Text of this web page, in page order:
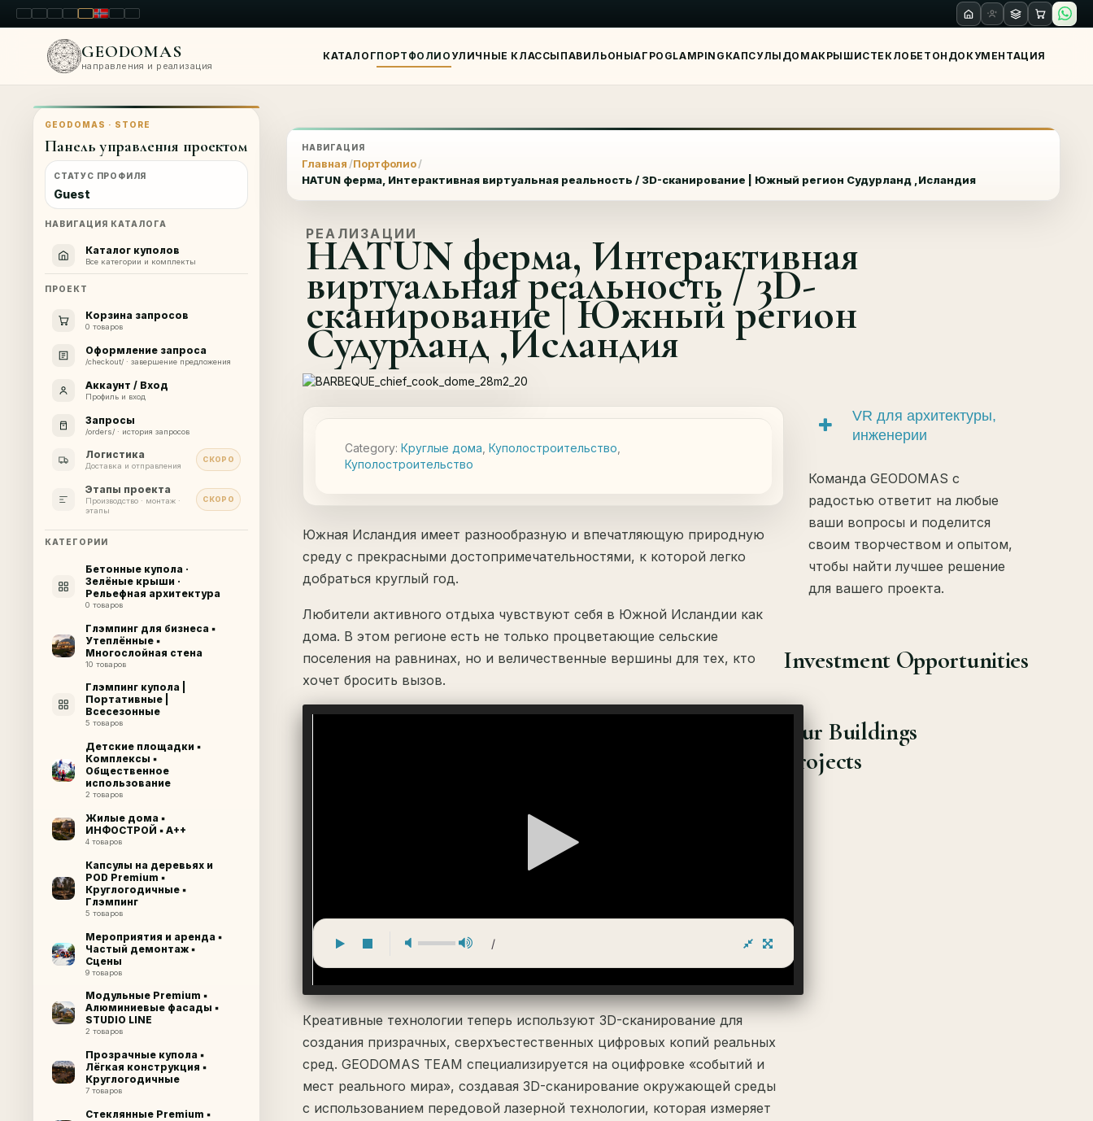
LT ENPL FR RUNOSKRO
GEODOMAS
направления и реализация
КАТАЛОГПОРТФОЛИО УЛИЧНЫЕ КЛАССЫ ПАВИЛЬОНЫАГРО GLAMPING КАПСУЛЫ ДОМАКРЫШИСТЕКЛО БЕТОН ДОКУМЕНТАЦИЯ
GEODOMAS · STORE
Панель управления проектом
СТАТУС ПРОФИЛЯ
Guest
НАВИГАЦИЯ КАТАЛОГА
Каталог куполов
Все категории и комплекты
ПРОЕКТ
Корзина запросов
0 товаров
Оформление запроса
/checkout/ · завершение предложения
Аккаунт / Вход
Профиль и вход
Запросы
/orders/ · история запросов
Логистика
Доставка и отправления
СКОРО
Этапы проекта
Производство · монтаж ·
этапы
СКОРО
КАТЕГОРИИ
Бетонные купола ·
Зелёные крыши ·
Рельефная архитектура
0 товаров
Глэмпинг для бизнеса ▪
Утеплённые ▪
Многослойная стена
10 товаров
Глэмпинг купола |
Портативные |
Всесезонные
5 товаров
Детские площадки ▪
Комплексы ▪
Общественное
использование
2 товаров
Жилые дома ▪
ИНФОСТРОЙ ▪ A++
4 товаров
Капсулы на деревьях и
POD Premium ▪
Круглогодичные ▪
Глэмпинг
5 товаров
Мероприятия и аренда ▪
Частый демонтаж ▪
Сцены
9 товаров
Модульные Premium ▪
Алюминиевые фасады ▪
STUDIO LINE
2 товаров
Прозрачные купола ▪
Лёгкая конструкция ▪
Круглогодичные
7 товаров
Стеклянные Premium ▪
НАВИГАЦИЯ
Главная Портфолио
HATUN ферма, Интерактивная виртуальная реальность / 3D-сканирование | Южный регион Судурланд ,Исландия
РЕАЛИЗАЦИИ
HATUN ферма, Интерактивная
виртуальная реальность / 3D-
сканирование | Южный регион
Судурланд ,Исландия
Category: Круглые дома Куполостроительство
Куполостроительство
Южная Исландия имеет разнообразную и впечатляющую природную
среду с прекрасными достопримечательностями, к которой легко
добраться круглый год.
Любители активного отдыха чувствуют себя в Южной Исландии как
дома. В этом регионе есть не только процветающие сельские
поселения на равнинах, но и величественные вершины для тех, кто
хочет бросить вызов.
/
Креативные технологии теперь используют 3D-сканирование для
создания призрачных, сверхъестественных цифровых копий реальных
сред. GEODOMAS TEAM специализируется на оцифровке «событий и
мест реального мира», создавая 3D-сканирование окружающей среды
с использованием передовой лазерной технологии, которая измеряет
VR для архитектуры,
инженерии
Команда GEODOMAS с
радостью ответит на любые
ваши вопросы и поделится
своим творчеством и опытом,
чтобы найти лучшее решение
для вашего проекта.
Investment Opportunities
Our Buildings
Projects